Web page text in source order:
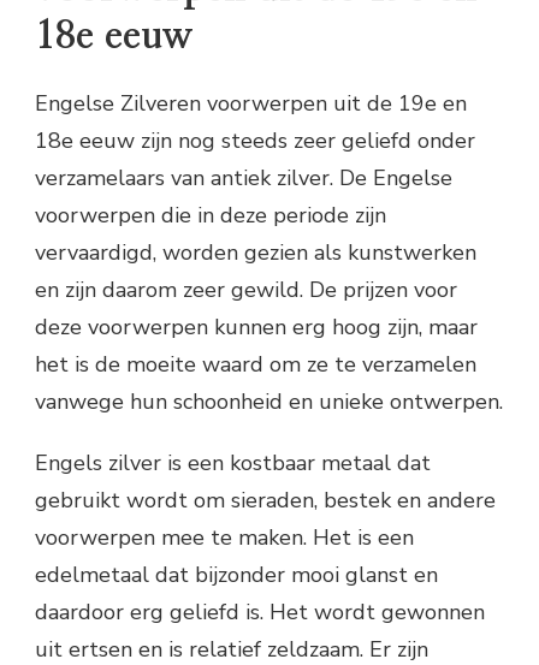
18e eeuw
Engelse Zilveren voorwerpen uit de 19e en
18e eeuw zijn nog steeds zeer geliefd onder
verzamelaars van antiek zilver. De Engelse
voorwerpen die in deze periode zijn
vervaardigd, worden gezien als kunstwerken
en zijn daarom zeer gewild. De prijzen voor
deze voorwerpen kunnen erg hoog zijn, maar
het is de moeite waard om ze te verzamelen
vanwege hun schoonheid en unieke ontwerpen.
Engels zilver is een kostbaar metaal dat
gebruikt wordt om sieraden, bestek en andere
voorwerpen mee te maken. Het is een
edelmetaal dat bijzonder mooi glanst en
daardoor erg geliefd is. Het wordt gewonnen
uit ertsen en is relatief zeldzaam. Er zijn